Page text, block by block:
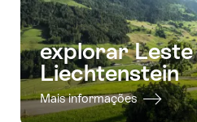
explorar
Liechtenstein
Mais informações